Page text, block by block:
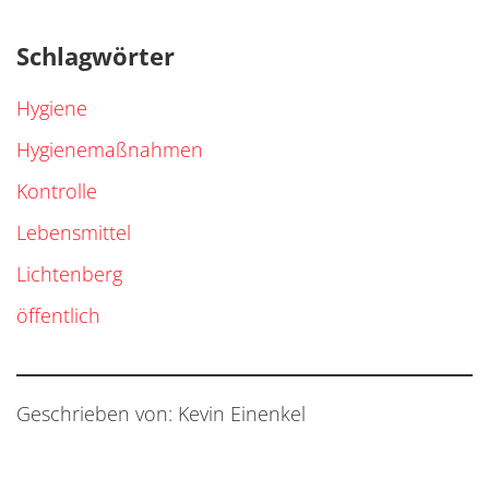
Schlagwörter
Hygiene
Hygienemaßnahmen
Kontrolle
Lebensmittel
Lichtenberg
öffentlich
Geschrieben von: Kevin Einenkel